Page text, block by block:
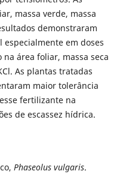
massa verde, massa
demonstraram
em doses
área foliar, massa seca
As plantas tratadas
maior tolerância
fertilizante na
de escassez hídrica.
Phaseolus vulgaris.